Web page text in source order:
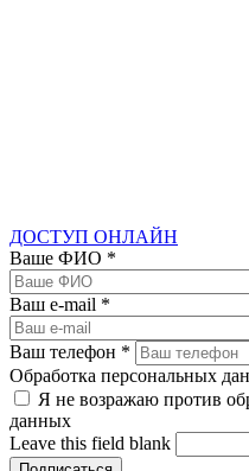
ДОСТУП ОНЛАЙН
Ваше ФИО *
Ваш e-mail *
Ваш телефон *
Обработка персональных
Я не возражаю против
данных
Leave this field blank